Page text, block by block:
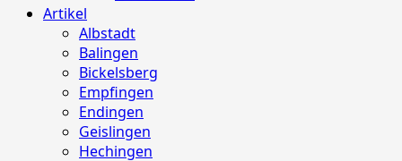
Artikel
Albstadt
Balingen
Bickelsberg
Empfingen
Endingen
Geislingen
Hechingen